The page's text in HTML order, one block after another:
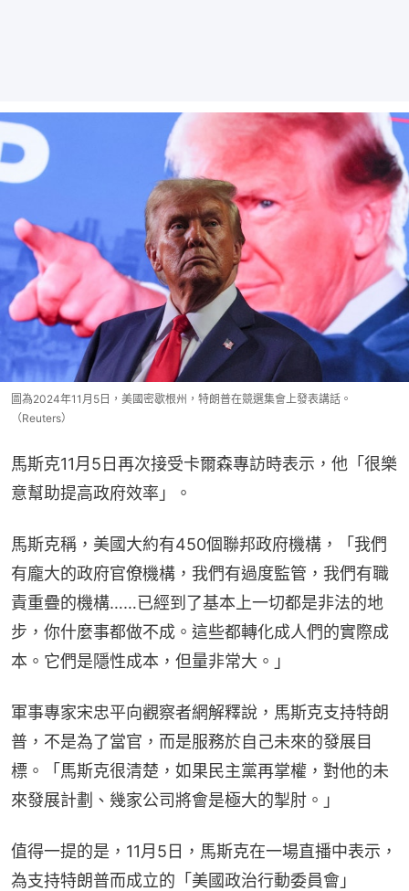
圖為2024年11月5日，美國密歇根州，特朗普在競選集會上發表講話。
（Reuters）
馬斯克11月5日再次接受卡爾森專訪時表示，他「很樂
意幫助提高政府效率」。
馬斯克稱，美國大約有450個聯邦政府機構，「我們
有龐大的政府官僚機構，我們有過度監管，我們有職
責重疊的機構……已經到了基本上一切都是非法的地
步，你什麼事都做不成。這些都轉化成人們的實際成
本。它們是隱性成本，但量非常大。」
軍事專家宋忠平向觀察者網解釋說，馬斯克支持特朗
普，不是為了當官，而是服務於自己未來的發展目
標。「馬斯克很清楚，如果民主黨再掌權，對他的未
來發展計劃、幾家公司將會是極大的掣肘。」
值得一提的是，11月5日，馬斯克在一場直播中表示，
為支持特朗普而成立的「美國政治行動委員會」